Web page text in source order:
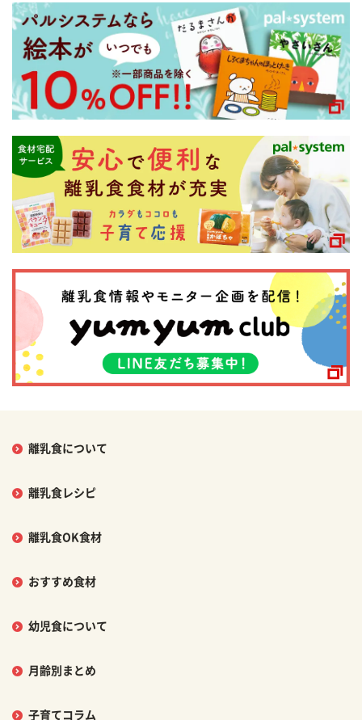
離乳食について
離乳食レシピ
離乳食OK食材
おすすめ食材
幼児食について
月齢別まとめ
子育てコラム